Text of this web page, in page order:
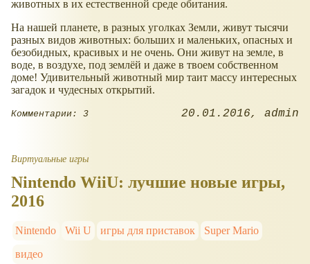
животных в их естественной среде обитания.
На нашей планете, в разных уголках Земли, живут тысячи
разных видов животных: больших и маленьких, опасных и
безобидных, красивых и не очень. Они живут на земле, в
воде, в воздухе, под землёй и даже в твоем собственном
доме! Удивительный животный мир таит массу интересных
загадок и чудесных открытий.
Комментарии: 3 20.01.2016 admin
Виртуальные игры
Nintendo WiiU: лучшие новые игры,
2016
Nintendo Wii U игры для приставок
Super Mario
видео